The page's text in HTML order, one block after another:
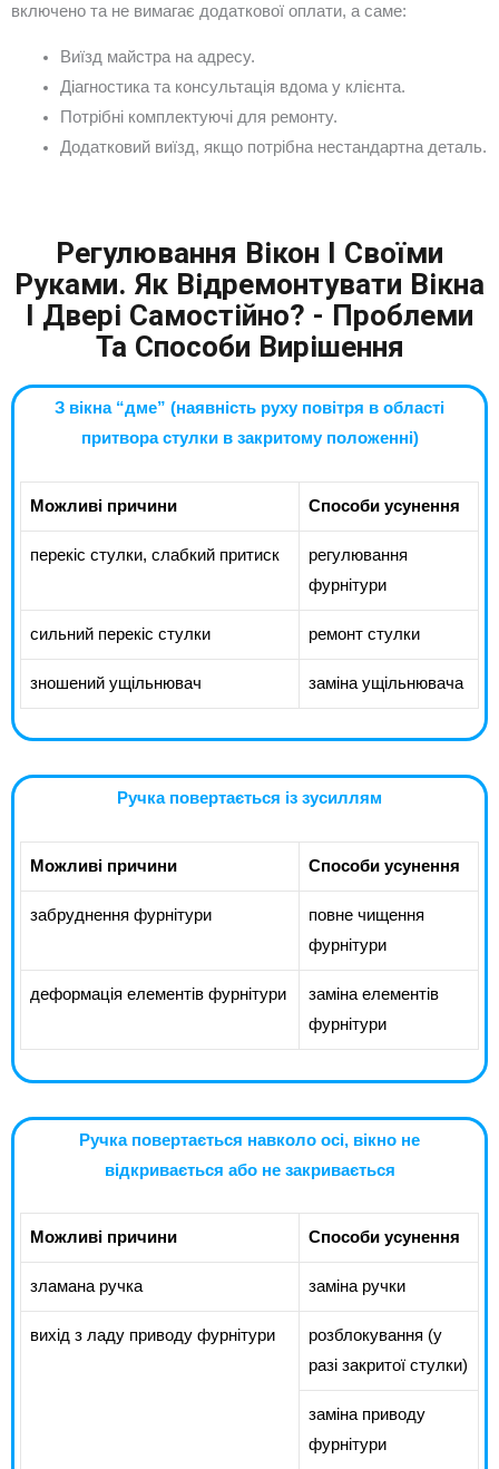
включено та не вимагає додаткової оплати, а саме:
Виїзд майстра на адресу.
Діагностика та консультація вдома у клієнта.
Потрібні комплектуючі для ремонту.
Додатковий виїзд, якщо потрібна нестандартна деталь.
Регулювання Вікон І Своїми
Руками. Як Відремонтувати Вікна
І Двері Самостійно? - Проблеми
Та Способи Вирішення
З вікна “дме” (наявність руху повітря в області
притвора стулки в закритому положенні)
Можливі причини Способи усунення
перекіс стулки, слабкий притиск
регулювання
фурнітури
сильний перекіс стулки ремонт стулки
зношений ущільнювач заміна ущільнювача
Ручка повертається із зусиллям
Можливі причини Способи усунення
забруднення фурнітури
повне чищення
фурнітури
деформація елементів фурнітури
заміна елементів
фурнітури
Ручка повертається навколо осі, вікно не
відкривається або не закривається
Можливі причини Способи усунення
зламана ручка заміна ручки
вихід з ладу приводу фурнітури
розблокування (у
разі закритої стулки)
заміна приводу
фурнітури